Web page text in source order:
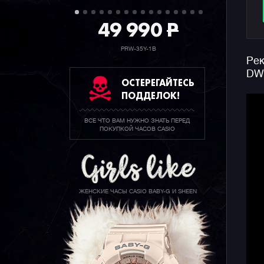
49 990P
PRW-35Y-1B
ОСТЕРЕГАЙТЕСЬ
ПОДДЕЛОК!
ВСЕ ЧТО ВАМ НУЖНО ЗНАТЬ ПЕРЕД
ПОКУПКОЙ ЧАСОВ CASIO
ЖЕНСКИЕ ЧАСЫ CASIO BABY-G И SHEEN